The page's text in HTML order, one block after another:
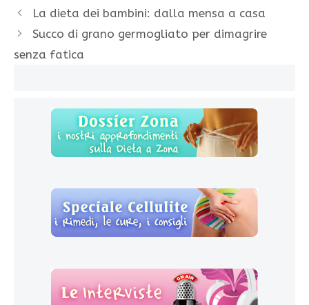
La dieta dei bambini: dalla mensa a casa
Succo di grano germogliato per dimagrire
senza fatica